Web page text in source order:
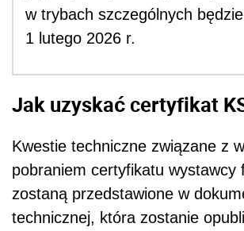
w trybach szczególnych
1 lutego 2026 r.
Jak uzyskać certyfikat
Kwestie techniczne związane z
pobraniem certyfikatu wystawcy
zostaną przedstawione w
technicznej, która zostanie